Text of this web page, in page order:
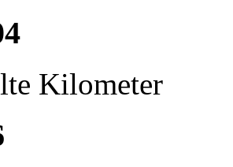
Kilometer